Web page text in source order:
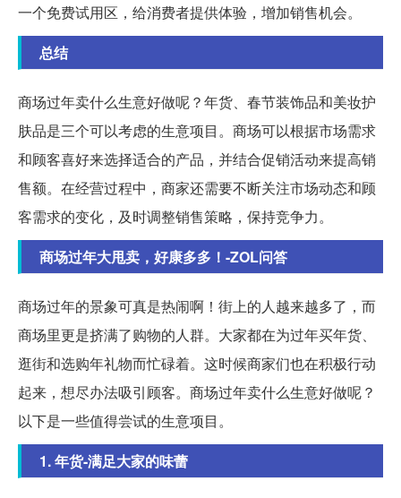
一个免费试用区，给消费者提供体验，增加销售机会。
总结
商场过年卖什么生意好做呢？年货、春节装饰品和美妆护
肤品是三个可以考虑的生意项目。商场可以根据市场需求
和顾客喜好来选择适合的产品，并结合促销活动来提高销
售额。在经营过程中，商家还需要不断关注市场动态和顾
客需求的变化，及时调整销售策略，保持竞争力。
商场过年大甩卖，好康多多！-ZOL问答
商场过年的景象可真是热闹啊！街上的人越来越多了，而
商场里更是挤满了购物的人群。大家都在为过年买年货、
逛街和选购年礼物而忙碌着。这时候商家们也在积极行动
起来，想尽办法吸引顾客。商场过年卖什么生意好做呢？
以下是一些值得尝试的生意项目。
1. 年货-满足大家的味蕾